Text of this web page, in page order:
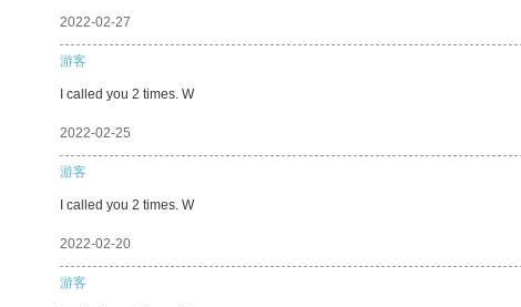
2022-02-27
游客
I called you 2 times. W
2022-02-25
游客
I called you 2 times. W
2022-02-20
游客